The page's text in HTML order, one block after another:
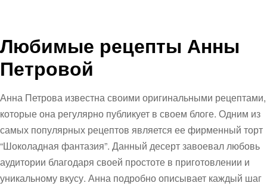
Любимые рецепты Анны
Петровой
Анна Петрова известна своими оригинальными рецептами,
которые она регулярно публикует в своем блоге. Одним из
самых популярных рецептов является ее фирменный торт
“Шоколадная фантазия”. Данный десерт завоевал любовь
аудитории благодаря своей простоте в приготовлении и
уникальному вкусу. Анна подробно описывает каждый шаг